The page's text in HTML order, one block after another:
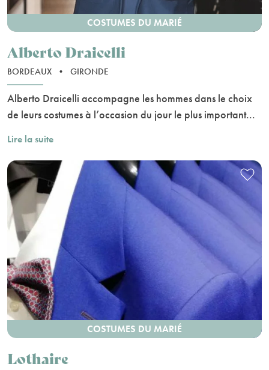
COSTUMES DU MARIÉ
Alberto Draicelli
BORDEAUX • GIRONDE
Alberto Draicelli accompagne les hommes dans le choix
de leurs costumes à l’occasion du jour le plus important...
Lire la suite
COSTUMES DU MARIÉ
Lothaire